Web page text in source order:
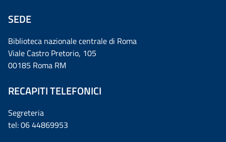
SEDE
Biblioteca nazionale centrale di Roma
Viale Castro Pretorio, 105
00185 Roma RM
RECAPITI TELEFONICI
Segreteria
tel: 06 44869953